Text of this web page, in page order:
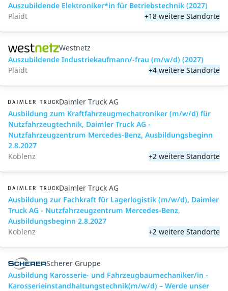
Auszubildende Elektroniker*in für Betriebstechnik (2027)
Plaidt
+18 weitere Standorte
Westnetz
Auszubildende Industriekaufmann/-frau (m/w/d) (2027)
Plaidt
+4 weitere Standorte
Daimler Truck AG
Ausbildung zum Kraftfahrzeugmechatroniker (m/w/d) für
Nutzfahrzeugtechnik, Daimler Truck AG -
Nutzfahrzeugzentrum Mercedes-Benz, Ausbildungsbeginn
2.8.2027
Koblenz
+2 weitere Standorte
Daimler Truck AG
Ausbildung zur Fachkraft für Lagerlogistik (m/w/d), Daimler
Truck AG - Nutzfahrzeugzentrum Mercedes-Benz,
Ausbildungsbeginn 2.8.2027
Koblenz
+2 weitere Standorte
Scherer Gruppe
Ausbildung Karosserie- und Fahrzeugbaumechaniker/in -
Karosserieinstandhaltungstechnik(m/w/d) – Werde unser